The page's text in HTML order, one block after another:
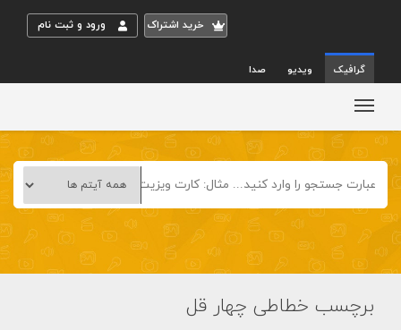
خريد اشتراک ورود و ثبت نام
گرافیک ویدیو صدا
برچسب خطاطی چهار قل